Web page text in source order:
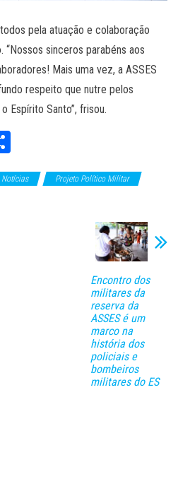
pela atuação e colaboração
sinceros parabéns aos
Mais uma vez, a ASSES
respeito que nutre pelos
Espírito Santo”, frisou.
o
m
Notícias
Projeto Político Militar
Encontro dos
militares da
reserva da
ASSES é um
marco na
história dos
policiais e
bombeiros
militares do ES